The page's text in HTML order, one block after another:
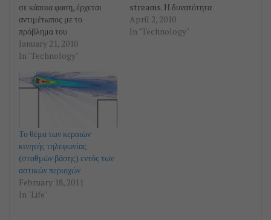
σε κάποια φαση, έρχεται
αντιμέτωπος με το
πρόβλημα του
συγχρονισμού του
ταχυδρομείου, των επαφών
(όλα δηλαδή τα συστατικά
στοιχεία του αυτοματισμού
πακέτα λογισμικού (είτε
εμπορικά είτε ελεύθερα) που
υπόσχονται το
συγχρονισμό…
January 21, 2010
In "Technology"
streams. Η δυνατότητα
αυτή καλείται Alternative
Data Streams (ADS).
April 2, 2010
In "Technology"
Το θέμα των κεραιών
κινητής τηλεφωνίας
(σταθμών βάσης) εντός των
αστικών περιοχών
February 18, 2011
In "Life"